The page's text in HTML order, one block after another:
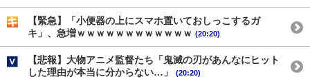
【緊急】「小便器の上にスマホ置いておしっこするガ
キ」、急増ｗｗｗｗｗｗｗｗｗｗｗｗ (20:20)
【悲報】大物アニメ監督たち「鬼滅の刃があんなにヒット
した理由が本当に分からない…」
(20:20)